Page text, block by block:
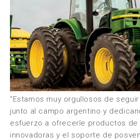
“Estamos muy orgullosos de
junto al campo argentino y
esfuerzo a ofrecerle productos de
innovadoras y el soporte de